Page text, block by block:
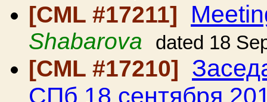
[CML #17211]
Shabarova dated 18
[CML #17210]
СПб 18 сентября